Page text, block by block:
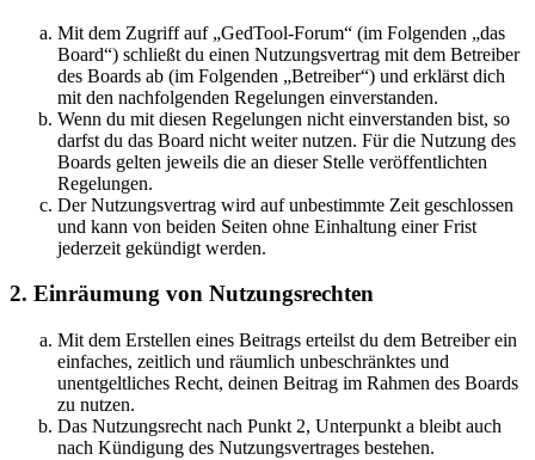
Mit dem Zugriff auf „GedTool-Forum“ (im Folgenden „das
Board“) schließt du einen Nutzungsvertrag mit dem Betreiber
des Boards ab (im Folgenden „Betreiber“) und erklärst dich
mit den nachfolgenden Regelungen einverstanden.
Wenn du mit diesen Regelungen nicht einverstanden bist, so
darfst du das Board nicht weiter nutzen. Für die Nutzung des
Boards gelten jeweils die an dieser Stelle veröffentlichten
Regelungen.
Der Nutzungsvertrag wird auf unbestimmte Zeit geschlossen
und kann von beiden Seiten ohne Einhaltung einer Frist
jederzeit gekündigt werden.
2. Einräumung von Nutzungsrechten
Mit dem Erstellen eines Beitrags erteilst du dem Betreiber ein
einfaches, zeitlich und räumlich unbeschränktes und
unentgeltliches Recht, deinen Beitrag im Rahmen des Boards
zu nutzen.
Das Nutzungsrecht nach Punkt 2, Unterpunkt a bleibt auch
nach Kündigung des Nutzungsvertrages bestehen.